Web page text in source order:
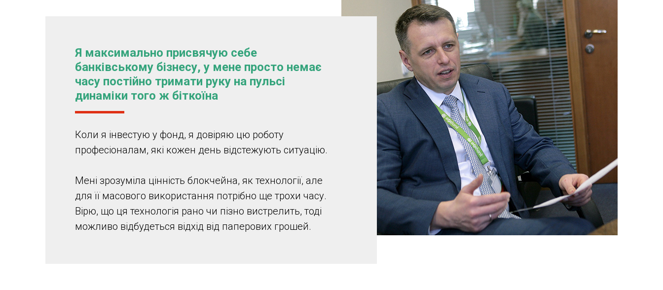
Я максимально присвячую себе
банківському бізнесу, у мене просто немає
часу постійно тримати руку на пульсі
динаміки того ж біткоїна
Коли я інвестую у фонд, я довіряю цю роботу
професіоналам, які кожен день відстежують ситуацію.
Мені зрозуміла цінність блокчейна, як технології, але
для її масового використання потрібно ще трохи часу.
Вірю, що ця технологія рано чи пізно вистрелить, тоді
можливо відбудеться відхід від паперових грошей.